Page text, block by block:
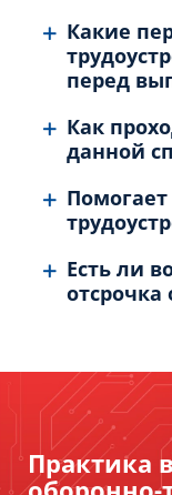
Какие
перед
Как
данной
Есть ли
отсрочка
Практика